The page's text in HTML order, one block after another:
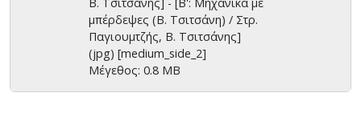
μπέρδεψες (Β. Τσιτσάνη) / Στρ.
Παγιουμτζής, Β. Τσιτσάνης]
(jpg) [medium_side_2]
Μέγεθος: 0.8 MB